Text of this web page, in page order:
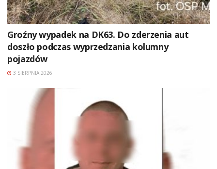
Groźny wypadek na DK63. Do zderzenia aut
doszło podczas wyprzedzania kolumny
pojazdów
3 SIERPNIA 2026